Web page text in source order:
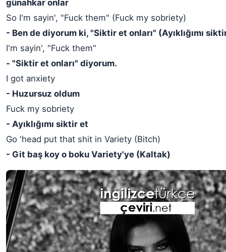
günahkar onlar
So I'm sayin', "Fuck them" (Fuck my sobriety)
- Ben de diyorum ki, "Siktir et onları" (Ayıklığımı
I'm sayin', "Fuck them"
- "Siktir et onları" diyorum.
I got anxiety
- Huzursuz oldum
Fuck my sobriety
- Ayıklığımı siktir et
Go 'head put that shit in Variety (Bitch)
- Git baş koy o boku Variety'ye (Kaltak)